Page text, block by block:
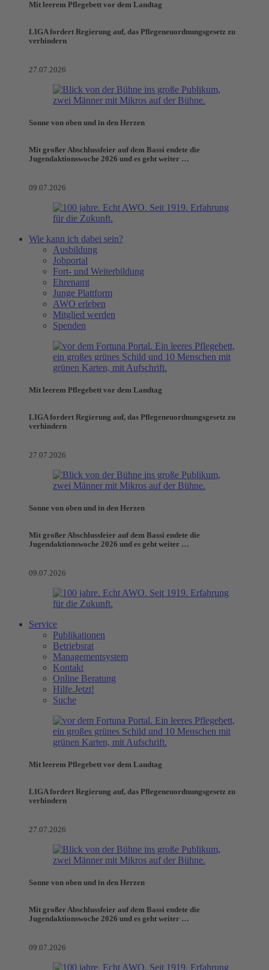
Mit leerem Pflegebett vor dem Landtag
LIGA fordert Regierung auf, das Pflegeneuordnungsgesetz zu
verhindern
27.07.2026
Sonne von oben und in den Herzen
Mit großer Abschlussfeier auf dem Bassi endete die
Jugendaktionswoche 2026 und es geht weiter …
09.07.2026
Wie kann ich dabei sein?
Ausbildung
Jobportal
Fort- und Weiterbildung
Ehrenamt
Junge Plattform
AWO erleben
Mitglied werden
Spenden
Mit leerem Pflegebett vor dem Landtag
LIGA fordert Regierung auf, das Pflegeneuordnungsgesetz zu
verhindern
27.07.2026
Sonne von oben und in den Herzen
Mit großer Abschlussfeier auf dem Bassi endete die
Jugendaktionswoche 2026 und es geht weiter …
09.07.2026
Service
Publikationen
Betriebsrat
Managementsystem
Kontakt
Online Beratung
Hilfe.Jetzt!
Suche
Mit leerem Pflegebett vor dem Landtag
LIGA fordert Regierung auf, das Pflegeneuordnungsgesetz zu
verhindern
27.07.2026
Sonne von oben und in den Herzen
Mit großer Abschlussfeier auf dem Bassi endete die
Jugendaktionswoche 2026 und es geht weiter …
09.07.2026